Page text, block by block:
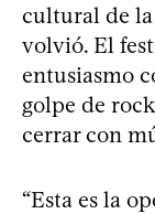
cultural de
volvió. El
entusiasmo
golpe de
cerrar con
“Esta es la